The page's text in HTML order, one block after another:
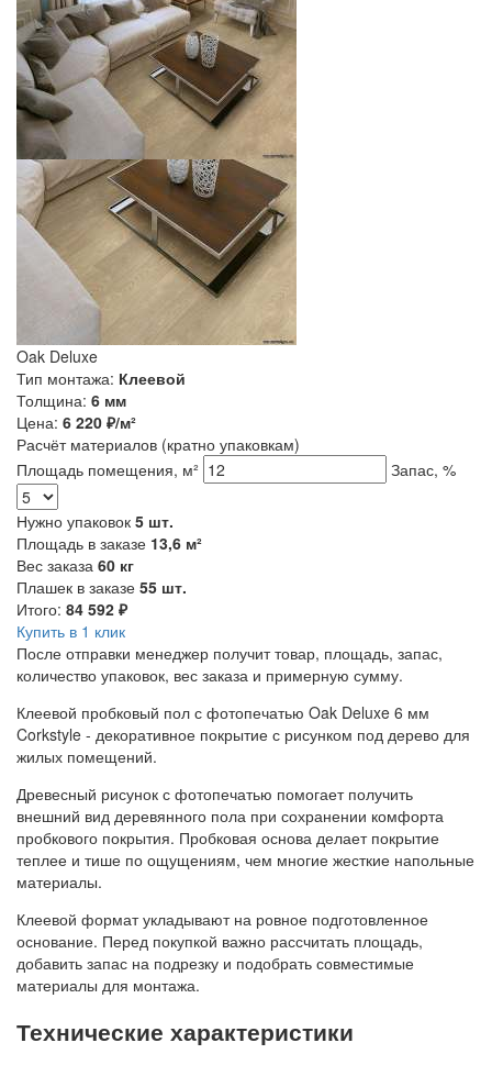
Oak Deluxe
Тип монтажа: Клеевой
Толщина: 6 мм
Цена: 6 220 ₽/м²
Расчёт материалов (кратно упаковкам)
Площадь помещения, м²
Запас, %
Нужно упаковок 5 шт.
Площадь в заказе 13,6 м²
Вес заказа 60 кг
Плашек в заказе 55 шт.
Итого: 84 592 ₽
Купить в 1 клик
После отправки менеджер получит товар, площадь, запас,
количество упаковок, вес заказа и примерную сумму.
Клеевой пробковый пол с фотопечатью Oak Deluxe 6 мм
Corkstyle - декоративное покрытие с рисунком под дерево для
жилых помещений.
Древесный рисунок с фотопечатью помогает получить
внешний вид деревянного пола при сохранении комфорта
пробкового покрытия. Пробковая основа делает покрытие
теплее и тише по ощущениям, чем многие жесткие напольные
материалы.
Клеевой формат укладывают на ровное подготовленное
основание. Перед покупкой важно рассчитать площадь,
добавить запас на подрезку и подобрать совместимые
материалы для монтажа.
Технические характеристики